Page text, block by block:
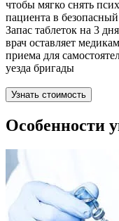
чтобы мягко снять
пациента в
Запас таблеток на 3 дня
врач оставляет
приема для
уезда бригады
Узнать стоимость
Особенности